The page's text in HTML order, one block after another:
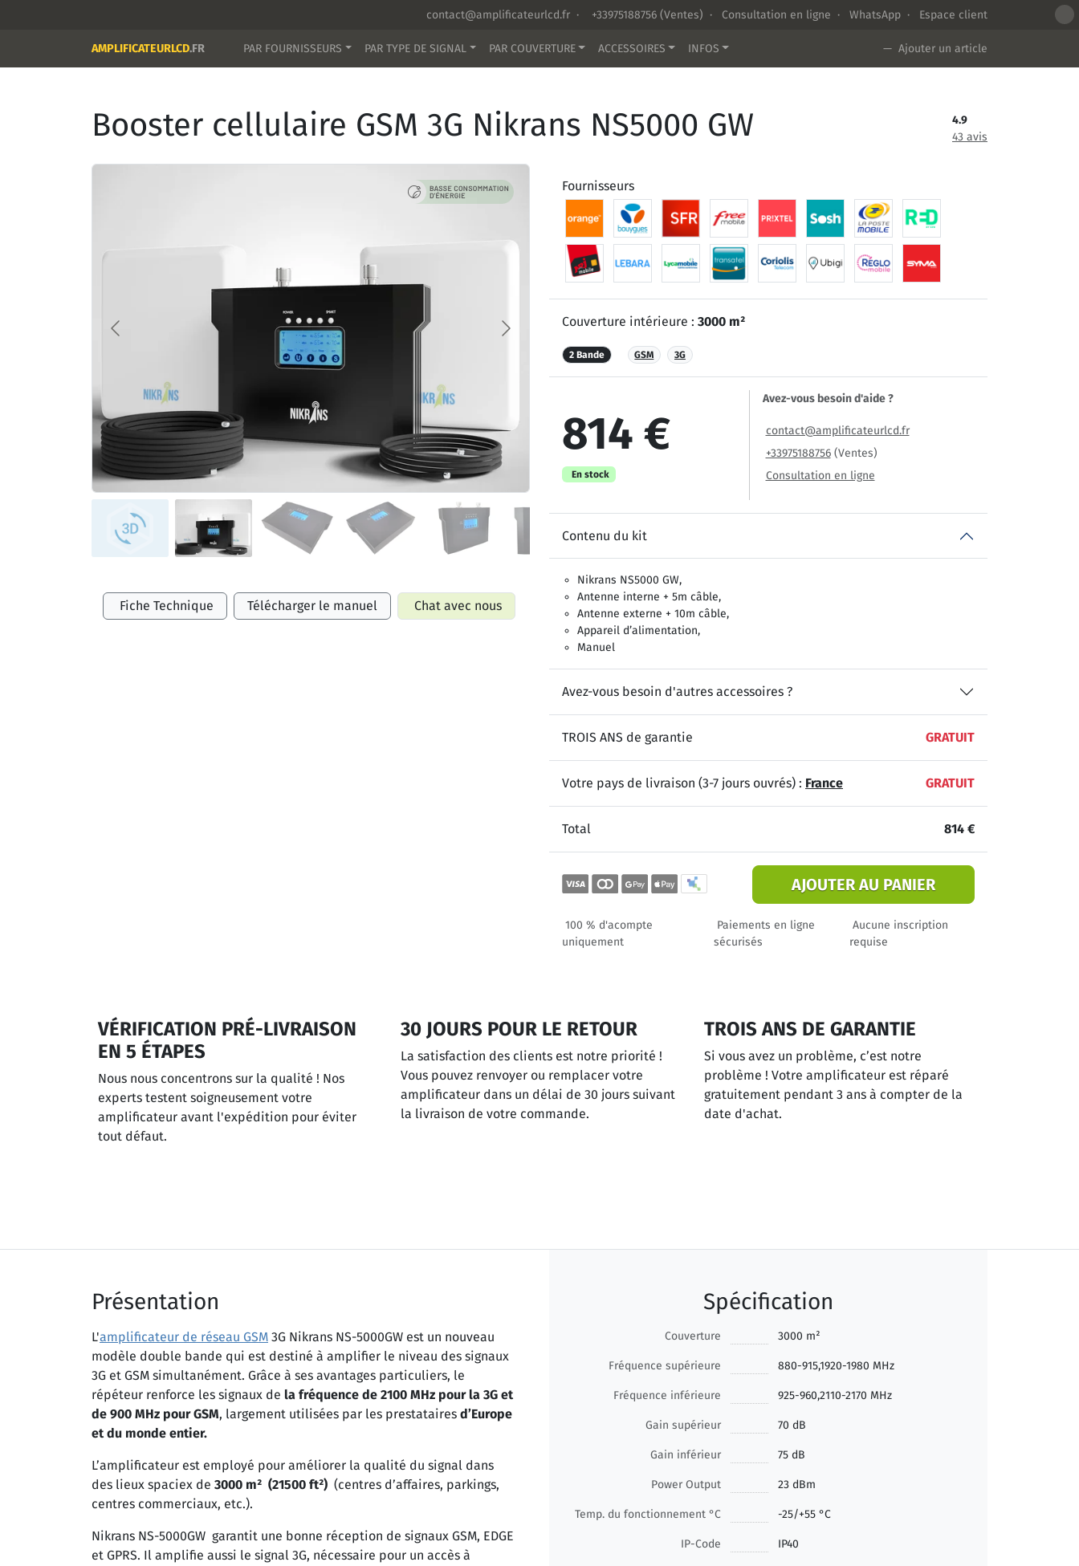
contact@amplificateurlcd.fr · +33975188756 (Ventes) · Consultation en ligne · WhatsApp · Espace client
AMPLIFICATEURLCD.FR PAR FOURNISSEURS PAR TYPE DE SIGNAL PAR COUVERTURE ACCESSOIRES INFOS — Ajouter un article
Booster cellulaire GSM 3G Nikrans NS5000 GW
4.9
43 avis
Fiche Technique Télécharger le manuel Chat avec nous
Fournisseurs
Couverture intérieure : 3000 m²
2 Bande GSM 3G
814 €
En stock
Avez-vous besoin d'aide ?
contact@amplificateurlcd.fr
+33975188756(Ventes)
Consultation en ligne
Contenu du kit
Nikrans NS5000 GW,
Antenne interne + 5m câble,
Antenne externe + 10m câble,
Appareil d’alimentation,
Manuel
Avez-vous besoin d'autres accessoires ?
TROIS ANS de garantie GRATUIT
Votre pays de livraison (3-7 jours ouvrés) : France GRATUIT
Total 814 €
AJOUTER AU PANIER
100 % d'acompte
uniquement
Paiements en ligne
sécurisés
Aucune inscription
requise
VÉRIFICATION PRÉ-LIVRAISON
EN 5 ÉTAPES
Nous nous concentrons sur la qualité ! Nos
experts testent soigneusement votre
amplificateur avant l'expédition pour éviter
tout défaut.
30 JOURS POUR LE RETOUR
La satisfaction des clients est notre priorité !
Vous pouvez renvoyer ou remplacer votre
amplificateur dans un délai de 30 jours suivant
la livraison de votre commande.
TROIS ANS DE GARANTIE
Si vous avez un problème, c’est notre
problème ! Votre amplificateur est réparé
gratuitement pendant 3 ans à compter de la
date d'achat.
Présentation
L'amplificateur de réseau GSM 3G Nikrans NS-5000GW est un nouveau
modèle double bande qui est destiné à amplifier le niveau des signaux
3G et GSM simultanément. Grâce à ses avantages particuliers, le
répéteur renforce les signaux de la fréquence de 2100 MHz pour la 3G et
de 900 MHz pour GSM, largement utilisées par les prestataires d’Europe
et du monde entier.
L’amplificateur est employé pour améliorer la qualité du signal dans
des lieux spaciex de 3000 m² (21500 ft²) (centres d’affaires, parkings,
centres commerciaux, etc.).
Nikrans NS-5000GW garantit une bonne réception de signaux GSM, EDGE
et GPRS. Il amplifie aussi le signal 3G, nécessaire pour un accès à
Spécification
Couverture 3000 m²
Fréquence supérieure 880-915,1920-1980 MHz
Fréquence inférieure 925-960,2110-2170 MHz
Gain supérieur 70 dB
Gain inférieur 75 dB
Power Output 23 dBm
Temp. du fonctionnement °C -25/+55 °C
IP-Code IP40